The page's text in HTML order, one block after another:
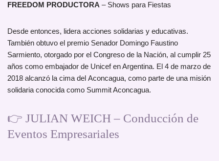
FREEDOM PRODUCTORA – Shows para Fiestas
Desde entonces, lidera acciones solidarias y educativas.
También obtuvo el premio Senador Domingo Faustino
Sarmiento, otorgado por el Congreso de la Nación, al cumplir 25
años como embajador de Unicef en Argentina. El 4 de marzo de
2018 alcanzó la cima del Aconcagua, como parte de una misión
solidaria conocida como Summit Aconcagua.
👉 JULIAN WEICH – Conducción de
Eventos Empresariales